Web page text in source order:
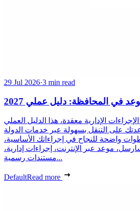
29 Jul 2026·3 min read
في المحافظة: دليل عملي 2027
الإدارية معقدة، هذا الدليل العملي
على التنقل بسهولة عبر خدمات الدولة
واضحة للنجاح في إجراءاتك الأساسية،
موعد عبر الإنترنت، إجراءات إدارية،
مستندات رسمية...
DefaultRead more